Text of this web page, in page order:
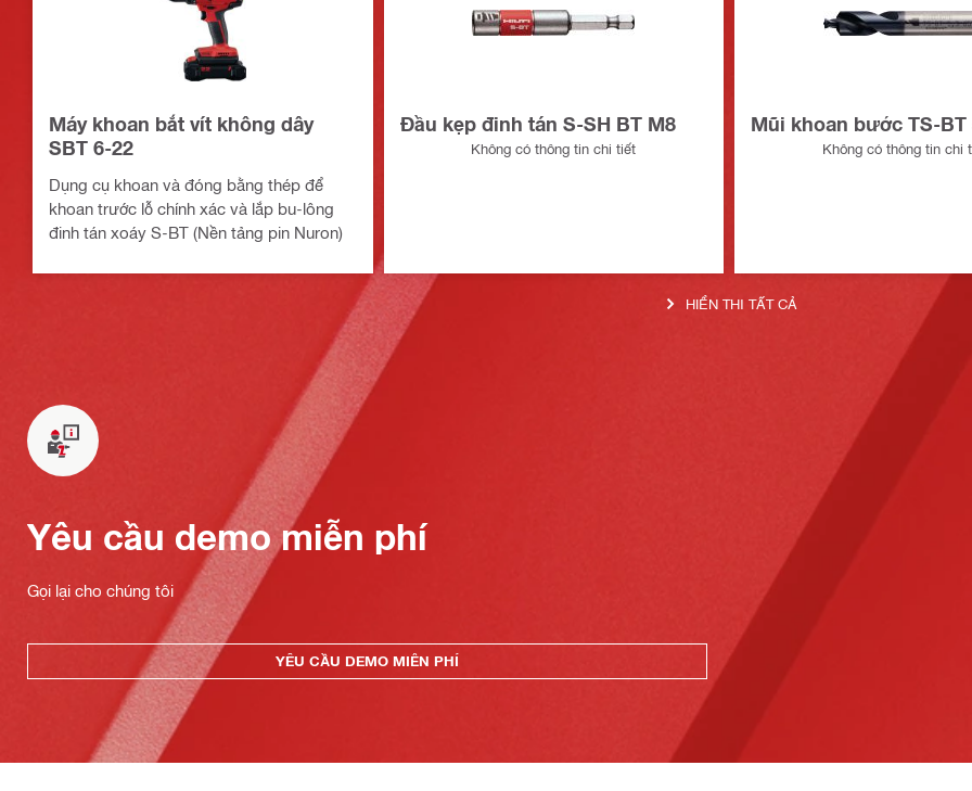
Máy khoan bắt vít không dây
SBT 6-22
Dụng cụ khoan và đóng bằng thép để
khoan trước lỗ chính xác và lắp bu-lông
đinh tán xoáy S-BT (Nền tảng pin Nuron)
Đầu kẹp đinh tán S-SH BT M8
Không có thông tin chi tiết
Mũi khoan bước TS-BT
Không có thông tin chi
HIỂN THỊ TẤT CẢ
Yêu cầu demo miễn phí
Gọi lại cho chúng tôi
YÊU CẦU DEMO MIỄN PHÍ